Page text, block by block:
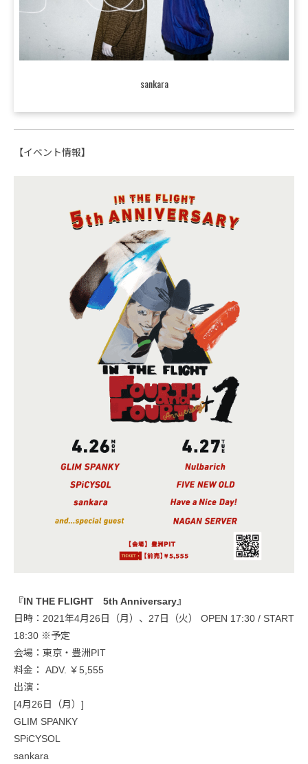
sankara
【イベント情報】
『IN THE FLIGHT 5th Anniversary』
日時：2021年4月26日（月）、27日（火） OPEN 17:30 / START
18:30 ※予定
会場：東京・豊洲PIT
料金： ADV. ￥5,555
出演：
[4月26日（月）]
GLIM SPANKY
SPiCYSOL
sankara